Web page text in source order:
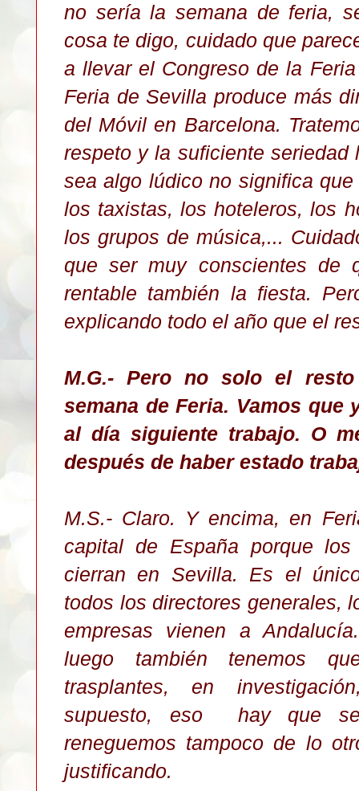
no sería la semana de feria,
cosa te digo, cuidado que
a llevar el Congreso de la Fe
Feria de Sevilla produce más
del Móvil en Barcelona.
respeto y la suficiente seriedad
sea algo lúdico no significa
los taxistas, los hoteleros, los
los grupos de música,...
que ser muy conscientes de
rentable también la fiesta.
explicando todo el año que el
M.G.- Pero no solo el
semana de Feria. Vamos que
al día siguiente trabajo. O
después de haber estado
M.S.- Claro. Y encima, en
capital de España porque los
cierran en Sevilla. Es el
todos los directores generales,
empresas vienen a
luego también tenemos
trasplantes, en
supuesto, eso hay que
reneguemos tampoco de lo
justificando.